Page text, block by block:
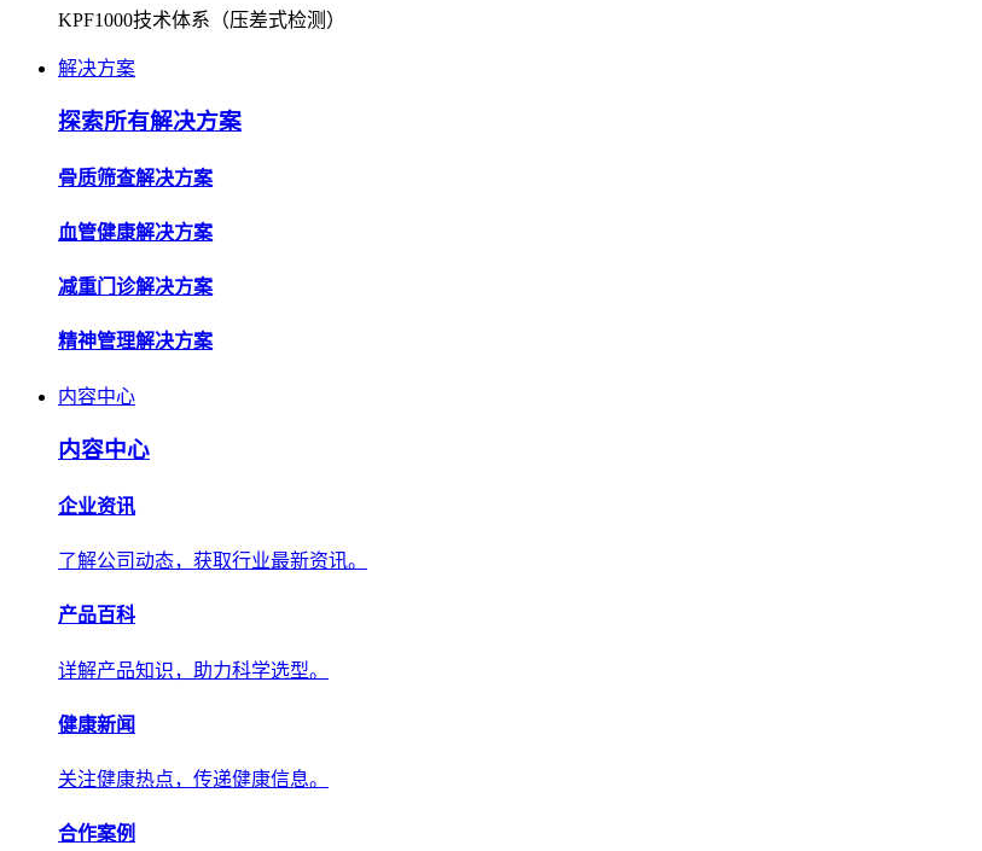
探索所有解决方案
骨质筛查解决方案
血管健康解决方案
减重门诊解决方案
精神管理解决方案
内容中心
内容中心
企业资讯
了解公司动态，获取行业最新资讯。
产品百科
详解产品知识，助力科学选型。
健康新闻
关注健康热点，传递权威健康信息。
合作案例
精选合作案例，见证客户成功。
产品问答